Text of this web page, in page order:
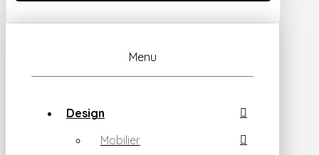
Menu
Design
Mobilier